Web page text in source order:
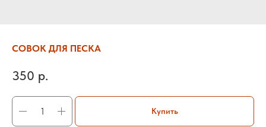
СОВОК ДЛЯ ПЕСКА
350 р.
Купить